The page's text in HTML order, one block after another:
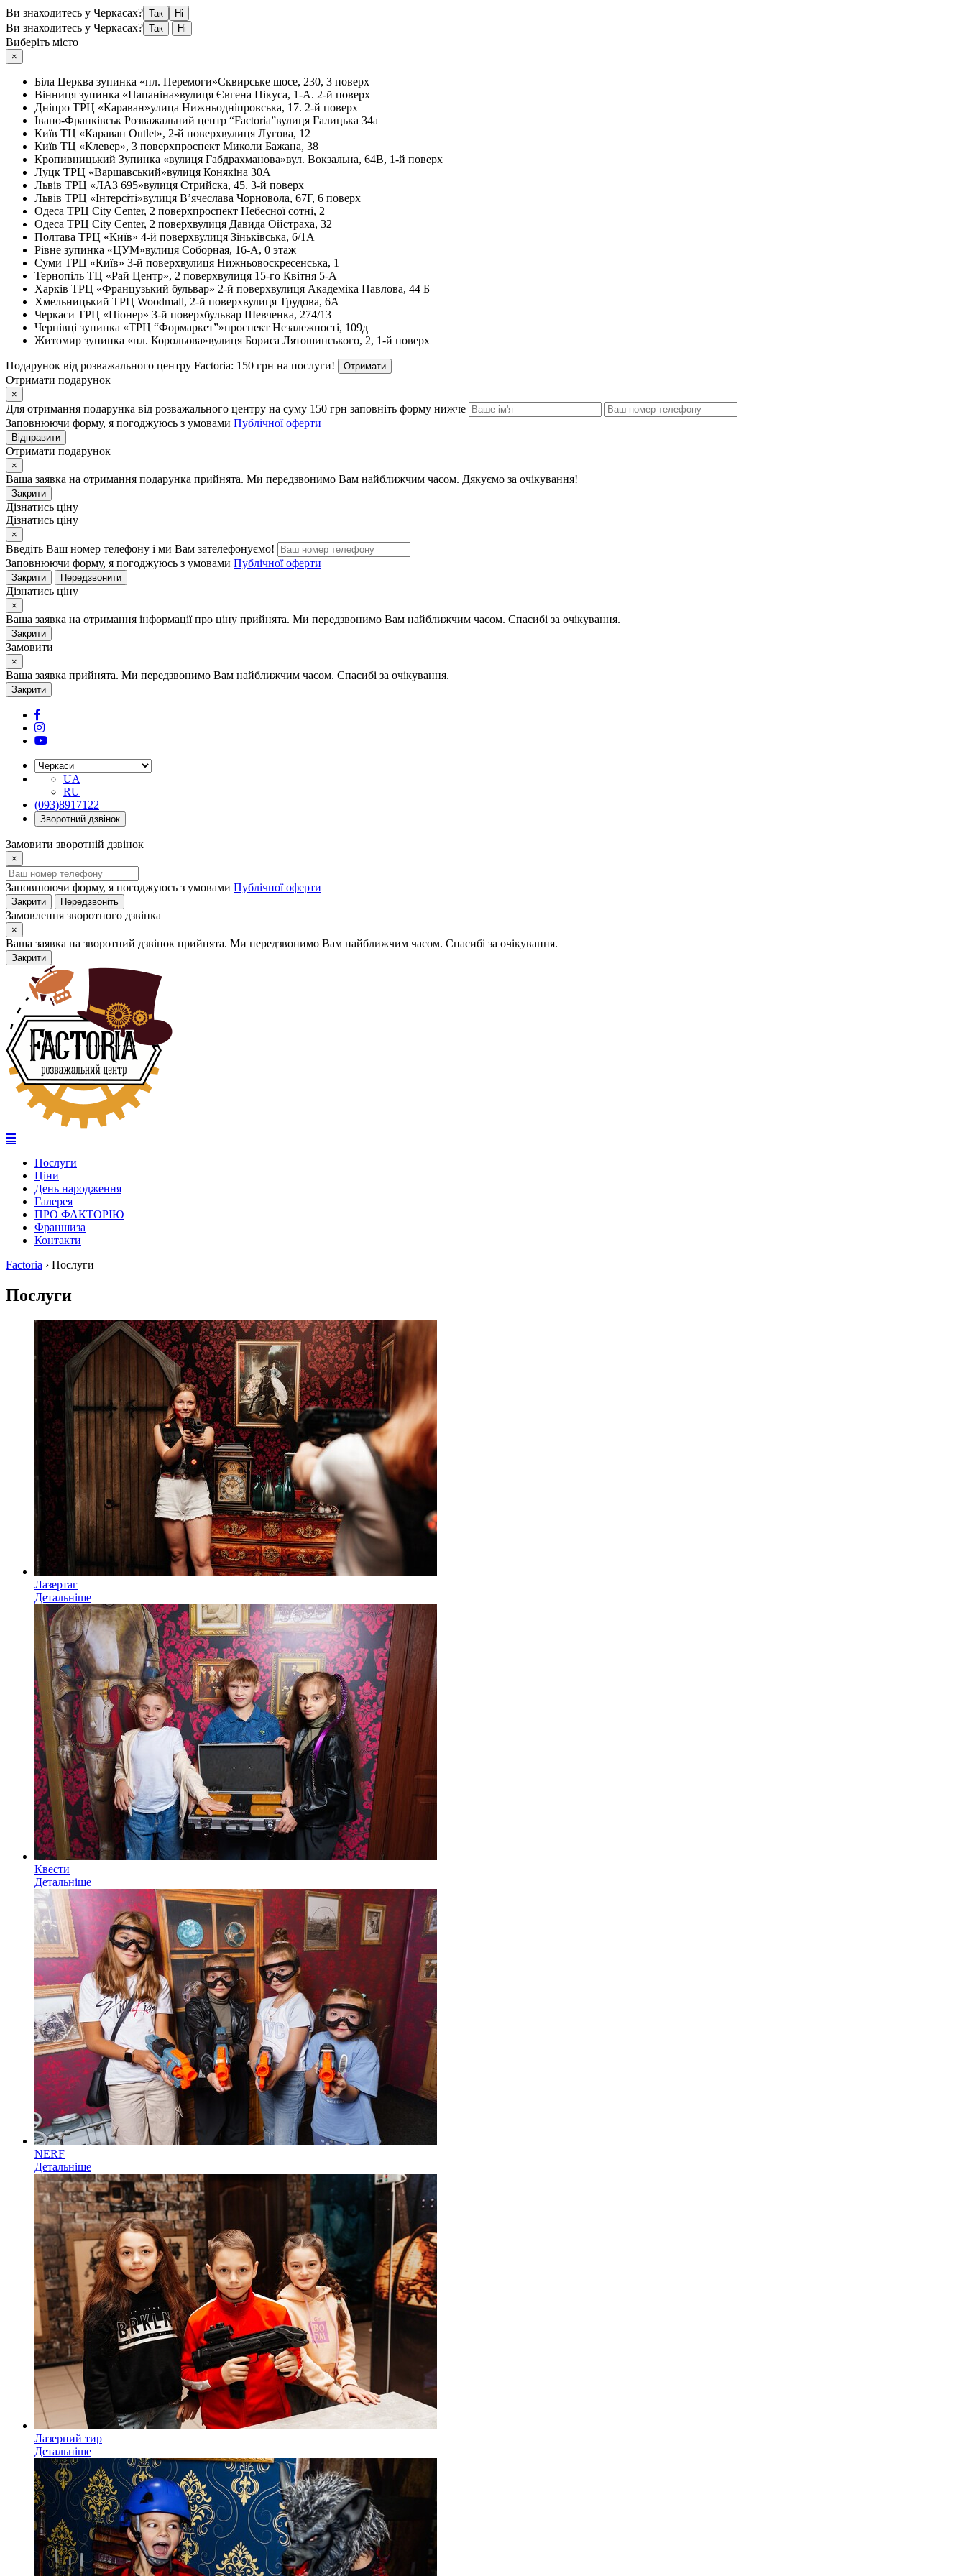
Ви знаходитесь у Черкасах? Так Ні
Ви знаходитесь у Черкасах? Так Ні
Виберіть місто
×
Біла Церква зупинка «пл. Перемоги»Сквирське шосе, 230, 3 поверх
Вінниця зупинка «Папаніна»вулиця Євгена Пікуса, 1-А. 2-й поверх
Дніпро ТРЦ «Караван»улица Нижньодніпровська, 17. 2-й поверх
Івано-Франківськ Розважальний центр “Factoria”вулиця Галицька 34а
Київ ТЦ «Караван Outlet», 2-й поверхвулиця Лугова, 12
Київ ТЦ «Клевер», 3 поверхпроспект Миколи Бажана, 38
Кропивницький Зупинка «вулиця Габдрахманова»вул. Вокзальна, 64В, 1-й поверх
Луцк ТРЦ «Варшавський»вулиця Конякіна 30А
Львів ТРЦ «ЛАЗ 695»вулиця Стрийска, 45. 3-й поверх
Львів ТРЦ «Інтерсіті»вулиця В’ячеслава Чорновола, 67Г, 6 поверх
Одеса ТРЦ City Center, 2 поверхпроспект Небесної сотні, 2
Одеса ТРЦ City Center, 2 поверхвулиця Давида Ойстраха, 32
Полтава ТРЦ «Київ» 4-й поверхвулиця Зіньківська, 6/1А
Рівне зупинка «ЦУМ»вулиця Соборная, 16-А, 0 этаж
Суми ТРЦ «Київ» 3-й поверхвулиця Нижньовоскресенська, 1
Тернопіль ТЦ «Рай Центр», 2 поверхвулиця 15-го Квітня 5-А
Харків ТРЦ «Французький бульвар» 2-й поверхвулиця Академіка Павлова, 44 Б
Хмельницький ТРЦ Woodmall, 2-й поверхвулиця Трудова, 6А
Черкаси ТРЦ «Піонер» 3-й поверхбульвар Шевченка, 274/13
Чернівці зупинка «ТРЦ “Формаркет”»проспект Незалежності, 109д
Житомир зупинка «пл. Корольова»вулиця Бориса Лятошинського, 2, 1-й поверх
Подарунок від розважального центру Factoria: 150 грн на послуги! Отримати
Отримати подарунок
×
Для отримання подарунка від розважального центру на суму 150 грн заповніть форму нижче
Заповнюючи форму, я погоджуюсь з умовами Публічної оферти
Відправити
Отримати подарунок
×
Ваша заявка на отримання подарунка прийнята. Ми передзвонимо Вам найближчим часом. Дякуємо за очікування!
Закрити
Дізнатись ціну
Дізнатись ціну
×
Введіть Ваш номер телефону і ми Вам зателефонуємо!
Заповнюючи форму, я погоджуюсь з умовами Публічної оферти
Закрити Передзвонити
Дізнатись ціну
×
Ваша заявка на отримання інформації про ціну прийнята. Ми передзвонимо Вам найближчим часом. Спасибі за очікування.
Закрити
Замовити
×
Ваша заявка прийнята. Ми передзвонимо Вам найближчим часом. Спасибі за очікування.
Закрити
UA
RU
(093)8917122
Зворотний дзвінок
Замовити зворотній дзвінок
×
Заповнюючи форму, я погоджуюсь з умовами Публічної оферти
Закрити Передзвоніть
Замовлення зворотного дзвінка
×
Ваша заявка на зворотний дзвінок прийнята. Ми передзвонимо Вам найближчим часом. Спасибі за очікування.
Закрити
Послуги
Ціни
День народження
Галерея
ПРО ФАКТОРІЮ
Франшиза
Контакти
Factoria › Послуги
Послуги
Лазертаг
Детальніше
Квести
Детальніше
NERF
Детальніше
Лазерний тир
Детальніше